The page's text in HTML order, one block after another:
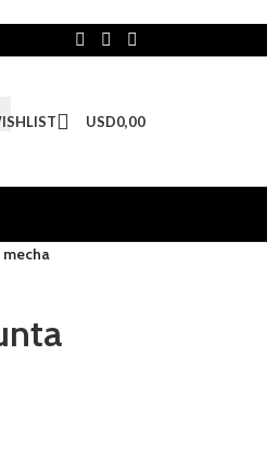
USD0,00